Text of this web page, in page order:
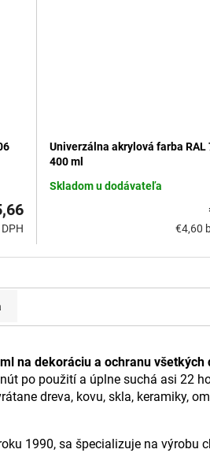
Univerzálna akrylová farba RAL
400 ml
Skladom u dodávateľa
€4,60
na dekoráciu a ochranu
po použití a úplne suchá asi 22
dreva, kovu, skla, keramiky,
1990, sa špecializuje na